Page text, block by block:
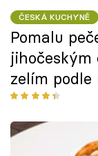
ČESKÁ KUCHYNĚ
Pomalu
zelím podle
hostince U